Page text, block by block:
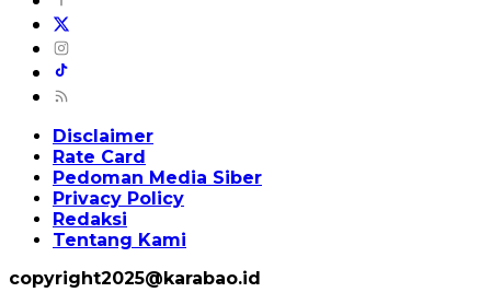
Disclaimer
Rate Card
Pedoman Media Siber
Privacy Policy
Redaksi
Tentang Kami
copyright2025@karabao.id